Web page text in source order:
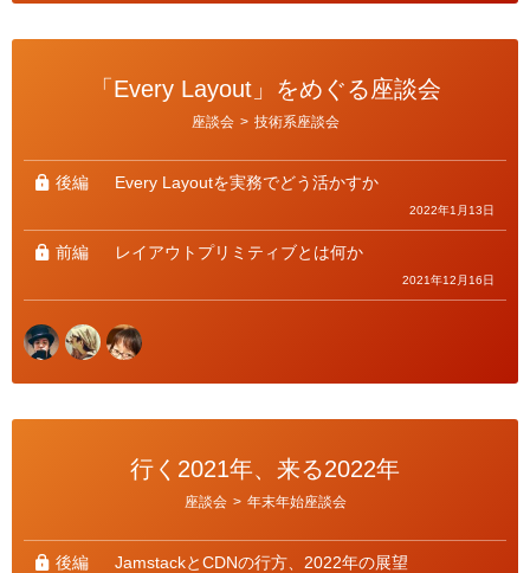
「Every Layout」をめぐる座談会
リ
ー
座談会 > 技術系座談会
後編 Every Layoutを実務でどう活かすか
2022年1月13日
前編 レイアウトプリミティブとは何か
2021年12月16日
行く2021年、来る2022年
リ
ー
座談会 > 年末年始座談会
後編 JamstackとCDNの行方、2022年の展望